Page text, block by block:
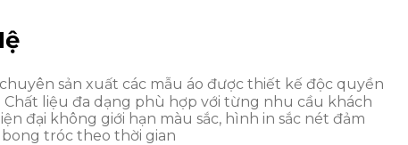
chuyên sản xuất các mẫu áo được thiết kế độc quyền
Chất liệu đa dạng phù hợp với từng nhu cầu khách
đại không giới hạn màu sắc, hình in sắc nét đảm
tróc theo thời gian